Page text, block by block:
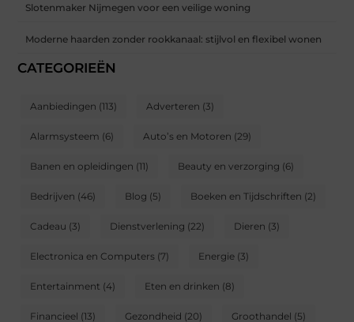
Slotenmaker Nijmegen voor een veilige woning
Moderne haarden zonder rookkanaal: stijlvol en flexibel wonen
CATEGORIEËN
Aanbiedingen (113) Adverteren (3)
Alarmsysteem (6) Auto’s en Motoren (29)
Banen en opleidingen (11) Beauty en verzorging (6)
Bedrijven (46) Blog (5) Boeken en Tijdschriften (2)
Cadeau (3) Dienstverlening (22) Dieren (3)
Electronica en Computers (7) Energie (3)
Entertainment (4) Eten en drinken (8)
Financieel (13) Gezondheid (20) Groothandel (5)